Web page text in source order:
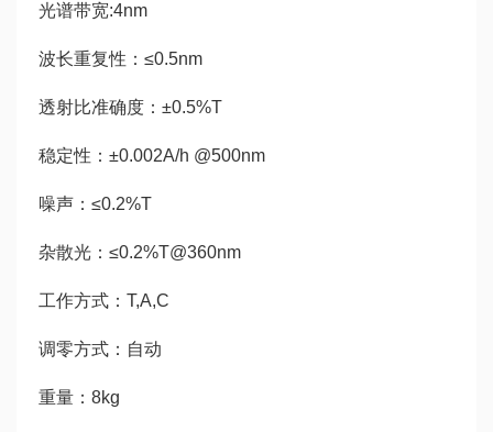
光谱带宽:4nm
波长重复性：≤0.5nm
透射比准确度：±0.5%T
稳定性：±0.002A/h @500nm
噪声：≤0.2%T
杂散光：≤0.2%T@360nm
工作方式：T,A,C
调零方式：自动
重量：8kg